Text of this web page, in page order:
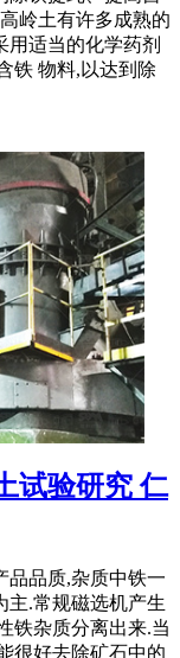
岭土有许多成熟的
适当的化学药剂
铁 物料,以达到除
试验研究 仁
品品质,杂质中铁一
主.常规磁选机产生
铁杂质分离出来.当
很好去除矿石中的